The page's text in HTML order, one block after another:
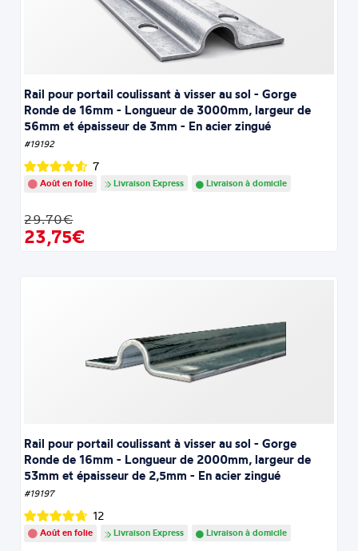
Rail pour portail coulissant à visser au sol - Gorge
Ronde de 16mm - Longueur de 3000mm, largeur de
56mm et épaisseur de 3mm - En acier zingué
#19192
7
Août en folie Livraison Express Livraison à domicile
29.70€
23,75€
Rail pour portail coulissant à visser au sol - Gorge
Ronde de 16mm - Longueur de 2000mm, largeur de
53mm et épaisseur de 2,5mm - En acier zingué
#19197
12
Août en folie Livraison Express Livraison à domicile